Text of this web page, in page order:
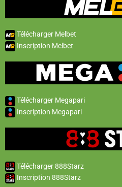
Télécharger Melbet
Inscription Melbet
Télécharger Megapari
Inscription Megapari
Télécharger 888Starz
Inscription 888Starz